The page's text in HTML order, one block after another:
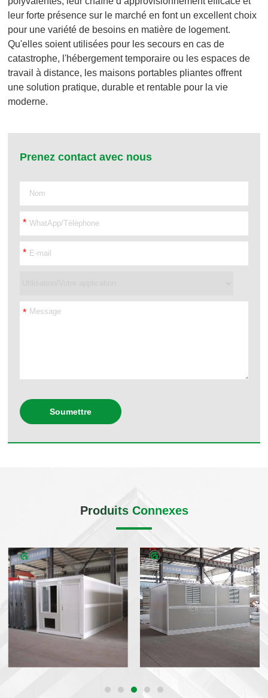
leur forte présence sur le marché en font un excellent choix
pour une variété de besoins en matière de logement.
Qu'elles soient utilisées pour les secours en cas de
catastrophe, l'hébergement temporaire ou les espaces de
travail à distance, les maisons portables pliantes offrent
une solution pratique, durable et rentable pour la vie
moderne.
Prenez contact avec nous
*
*
*
Soumettre
Produits Connexes